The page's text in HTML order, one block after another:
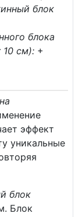
блок
блока
10 см): +
эффект
уникальные
блок
Блок